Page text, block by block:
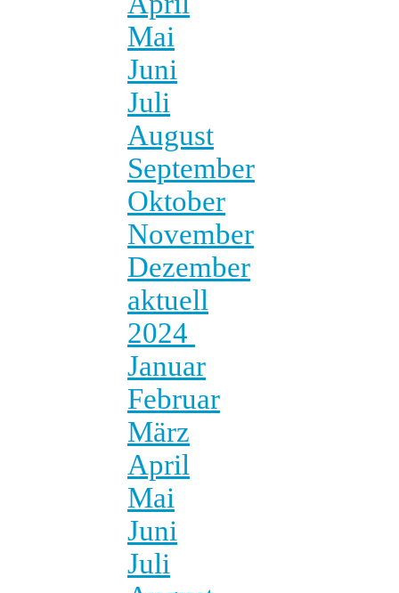
Mai
Juni
Juli
August
September
Oktober
November
Dezember
aktuell
2024
Januar
Februar
März
April
Mai
Juni
Juli